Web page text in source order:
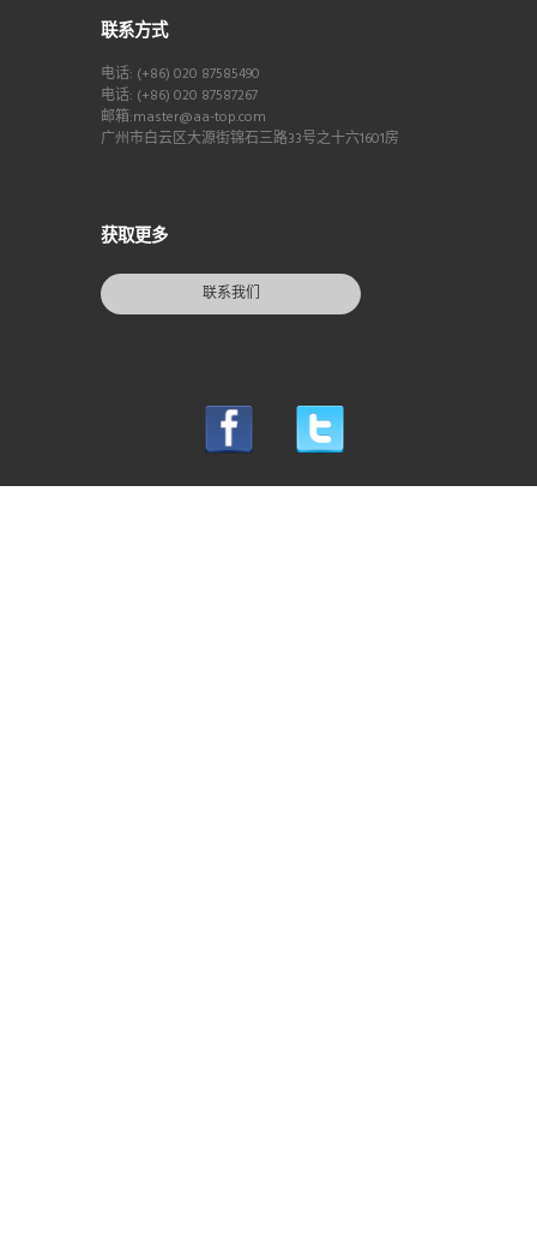
联系方式
电话: (+86) 020 87585490
电话: (+86) 020 87587267
邮箱:master@aa-top.com
广州市白云区大源街锦石三路33号之十六1601房
获取更多
联系我们